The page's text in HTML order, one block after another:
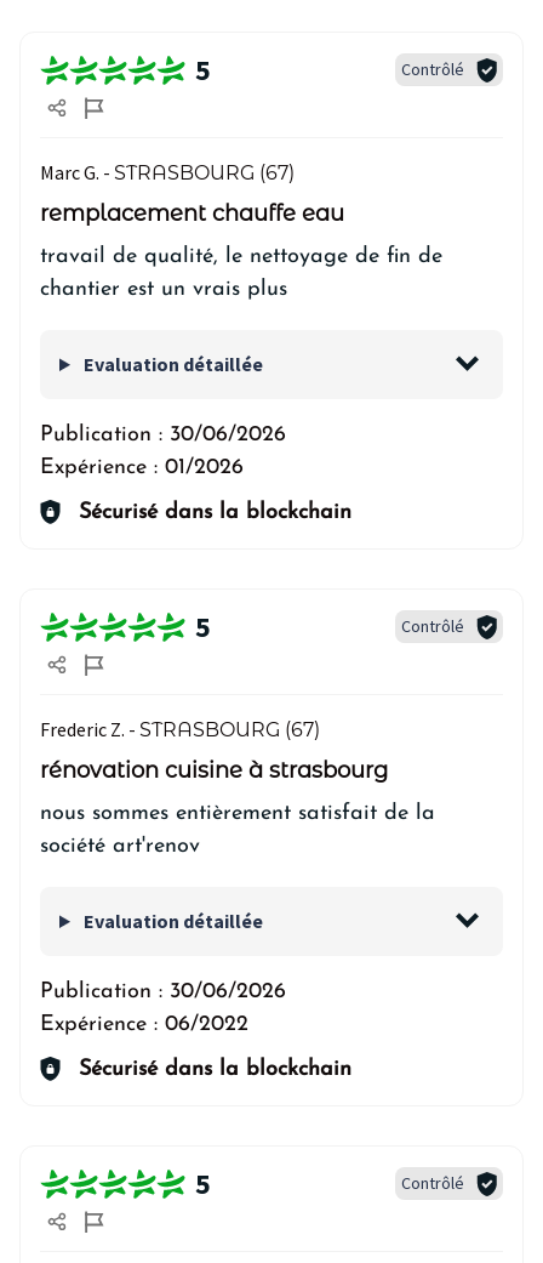
5 Contrôlé
Marc G. - STRASBOURG (67)
remplacement chauffe eau
travail de qualité, le nettoyage de fin de
chantier est un vrais plus
Evaluation détaillée
Publication : 30/06/2026
Expérience : 01/2026
Sécurisé dans la blockchain
5 Contrôlé
Frederic Z. - STRASBOURG (67)
rénovation cuisine à strasbourg
nous sommes entièrement satisfait de la
société art'renov
Evaluation détaillée
Publication : 30/06/2026
Expérience : 06/2022
Sécurisé dans la blockchain
5 Contrôlé